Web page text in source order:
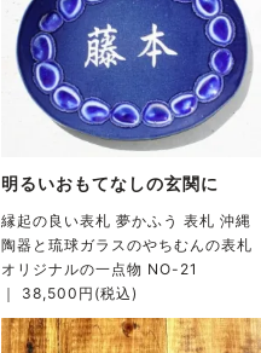
明るいおもてなしの玄関に
縁起の良い表札 夢かふう 表札 沖縄
陶器と琉球ガラスのやちむんの表札
オリジナルの一点物 NO-21
｜ 38,500円(税込)